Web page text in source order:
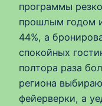
программы
прошлым годом
44%, а
спокойных
полтора раза
региона
фейерверки, а